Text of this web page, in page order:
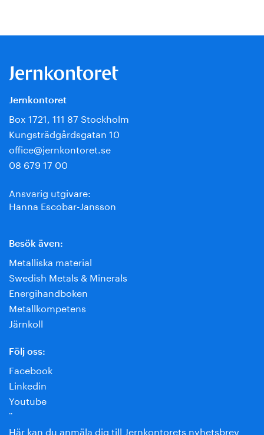
Jernkontoret
Box 1721, 111 87 Stockholm
Kungsträdgårdsgatan 10
office@jernkontoret.se
08 679 17 00
Ansvarig utgivare:
Hanna Escobar-Jansson
Besök även:
Metalliska material
Swedish Metals & Minerals
Energihandboken
Metallkompetens
Järnkoll
Följ oss:
Facebook
Linkedin
Youtube
¨
Här kan du anmäla dig till Jernkontorets nyhetsbrev